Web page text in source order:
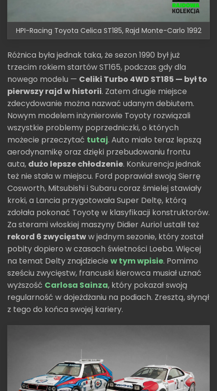
HPI-Racing Toyota Celica ST185, Rajd Monte-Carlo 1992
Różnica była jednak taka, że sezon 1990 był już
trzecim rokiem startów ST165, podczas gdy dla
nowego modelu — Celiki Turbo 4WD ST185 — był to
pierwszy rajd w historii. Zatem drugie miejsce
zdecydowanie można nazwać udanym debiutem.
Nowym modelem inżynierowie Toyoty rozwiązali
wszystkie problemy poprzedniczki, o których
możecie przeczytać tutaj. Auto miało teraz lepszą
aerodynamikę oraz dzięki przebudowaniu frontu
auta, dużo lepsze chłodzenie. Konkurencja jednak
też nie stała w miejscu. Ford poprawiał swoją Sierrę
Cosworth, Mitsubishi i Subaru coraz śmielej stawiały
kroki, a Lancia przygotowała Super Deltę, którą
zdołała pokonać Toyotę w klasyfikacji konstruktorów.
Za sterami włoskiej maszyny Didier Auriol ustalił też
rekord 6 zwycięstww jednym sezonie, który został
pobity dopiero w czasach świetności Loeba. Więcej
na temat Delty znajdziecie w tym wpisie. Pomimo
sześciu zwycięstw, francuski kierowca musiał uznać
wyższość Carlosa Sainza, który pokazał swoją
regularność w dojeżdżaniu na podiach. Zresztą, słynął
z tego do końca swojej kariery.